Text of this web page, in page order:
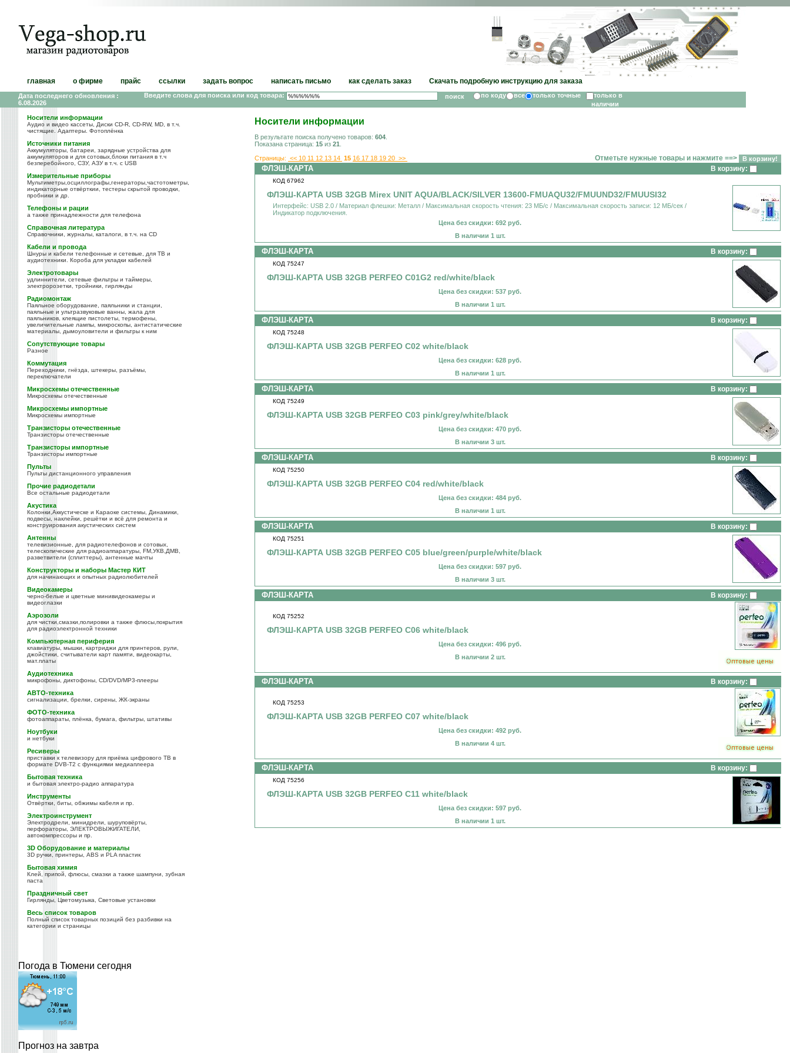
главная о фирме прайс ссылки задать вопрос написать письмо как сделать заказ Скачать подробную инструкцию для заказа
Дата последнего обновления :
6.08.2026
Введите слова для поиска или код товара: по коду все только точные
только в
наличии
Носители информации
Аудио и видео кассеты, Диски CD-R, CD-RW, MD, в т.ч.
чистящие. Адаптеры. Фотоплёнка
Источники питания
Аккумуляторы, батареи, зарядные устройства для
аккумуляторов и для сотовых,блоки питания в т.ч
безперебойного, СЗУ, АЗУ в т.ч. с USB
Измерительные приборы
Мультиметры,осциллографы,генераторы,частотометры,
индикаторные отвёрткии, тестеры скрытой проводки,
пробники и др.
Телефоны и рации
а также принадлежности для телефона
Справочная литература
Справочники, журналы, каталоги, в т.ч. на CD
Кабели и провода
Шнуры и кабели телефонные и сетевые, для ТВ и
аудиотехники. Короба для укладки кабелей
Электротовары
удлиннители, сетевые фильтры и таймеры,
электророзетки, тройники, гирлянды
Радиомонтаж
Паяльное оборудование, паяльники и станции,
паяльные и ультразвуковые ванны, жала для
паяльников, клеящие пистолеты, термофены,
увеличительные лампы, микроскопы, антистатические
материалы, дымоуловители и фильтры к ним
Сопутствующие товары
Разное
Коммутация
Переходники, гнёзда, штекеры, разъёмы,
переключатели
Микросхемы отечественные
Микросхемы отечественные
Микросхемы импортные
Микросхемы импортные
Транзисторы отечественные
Транзисторы отечественные
Транзисторы импортные
Транзисторы импортные
Пульты
Пульты дистанционного управления
Прочие радиодетали
Все остальные радиодетали
Акустика
Колонки,Аккустическе и Караоке системы, Динамики,
подвесы, наклейки, решётки и всё для ремонта и
конструирования акустических систем
Антенны
телевизионные, для радиотелефонов и сотовых,
телескопические для радиоаппаратуры, FM,УКВ,ДМВ,
разветвители (сплиттеры), антенные мачты
Конструкторы и наборы Мастер КИТ
для начинающих и опытных радиолюбителей
Видеокамеры
черно-белые и цветные минивидеокамеры и
видеоглазки
Аэрозоли
для чистки,смазки,полировки а также флюсы,покрытия
для радиоэлектронной техники
Компьютерная периферия
клавиатуры, мышки, картриджи для принтеров, рули,
джойстики, считыватели карт памяти, видеокарты,
мат.платы
Аудиотехника
микрофоны, диктофоны, CD/DVD/MP3-плееры
АВТО-техника
сигнализации, брелки, сирены, ЖК-экраны
ФОТО-техника
фотоаппараты, плёнка, бумага, фильтры, штативы
Ноутбуки
и нетбуки
Ресиверы
приставки к телевизору для приёма цифрового ТВ в
формате DVB-T2 с функциями медиаплеера
Бытовая техника
и бытовая электро-радио аппаратура
Инструменты
Отвёртки, биты, обжимы кабеля и пр.
Электроинструмент
Электродрели, минидрели, шуруповёрты,
перфораторы, ЭЛЕКТРОВЫЖИГАТЕЛИ,
автокомпрессоры и пр.
3D Оборудование и материалы
3D ручки, принтеры, ABS и PLA пластик
Бытовая химия
Клей, припой, флюсы, смазки а также шампуни, зубная
паста
Праздничный свет
Гирлянды, Цветомузыка, Световые установки
Весь список товаров
Полный список товарных позиций без разбивки на
категории и страницы
Погода в Тюмени сегодня
Прогноз на завтра
Носители информации
В результате поиска получено товаров: 604
Показана страница: 15 из 21
Страницы: << 10 11 12 13 14 15 16 17 18 19 20 >> Отметьте нужные товары и нажмите ==>
ФЛЭШ-КАРТА В корзину:
КОД 67962
ФЛЭШ-КАРТА USB 32GB Mirex UNIT AQUA/BLACK/SILVER 13600-FMUAQU32/FMUUND32/FMUUSI32
Интерфейс: USB 2.0 / Материал флешки: Металл / Максимальная скорость чтения: 23 МБ/c / Максимальная скорость записи: 12 МБ/сек /
Индикатор подключения.
Цена без скидки: 692 руб.
В наличии 1 шт.
ФЛЭШ-КАРТА В корзину:
КОД 75247
ФЛЭШ-КАРТА USB 32GB PERFEO C01G2 red/white/black
Цена без скидки: 537 руб.
В наличии 1 шт.
ФЛЭШ-КАРТА В корзину:
КОД 75248
ФЛЭШ-КАРТА USB 32GB PERFEO C02 white/black
Цена без скидки: 628 руб.
В наличии 1 шт.
ФЛЭШ-КАРТА В корзину:
КОД 75249
ФЛЭШ-КАРТА USB 32GB PERFEO C03 pink/grey/white/black
Цена без скидки: 470 руб.
В наличии 3 шт.
ФЛЭШ-КАРТА В корзину:
КОД 75250
ФЛЭШ-КАРТА USB 32GB PERFEO C04 red/white/black
Цена без скидки: 484 руб.
В наличии 1 шт.
ФЛЭШ-КАРТА В корзину:
КОД 75251
ФЛЭШ-КАРТА USB 32GB PERFEO C05 blue/green/purple/white/black
Цена без скидки: 597 руб.
В наличии 3 шт.
ФЛЭШ-КАРТА В корзину:
КОД 75252
ФЛЭШ-КАРТА USB 32GB PERFEO C06 white/black
Цена без скидки: 496 руб.
В наличии 2 шт.
ФЛЭШ-КАРТА В корзину:
КОД 75253
ФЛЭШ-КАРТА USB 32GB PERFEO C07 white/black
Цена без скидки: 492 руб.
В наличии 4 шт.
ФЛЭШ-КАРТА В корзину:
КОД 75256
ФЛЭШ-КАРТА USB 32GB PERFEO C11 white/black
Цена без скидки: 597 руб.
В наличии 1 шт.